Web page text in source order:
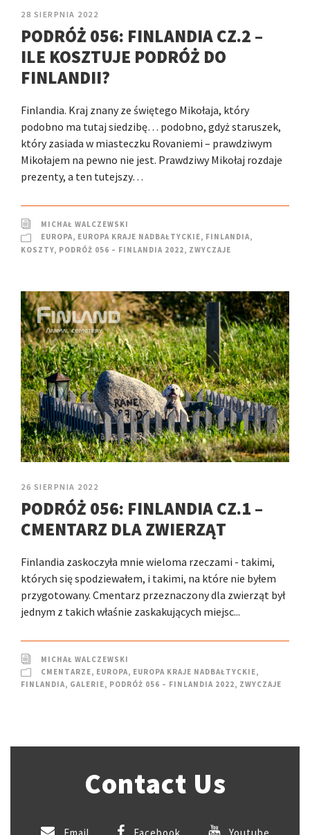
28 SIERPNIA 2022
PODRÓŻ 056: FINLANDIA CZ.2 –
ILE KOSZTUJE PODRÓŻ DO
FINLANDII?
Finlandia. Kraj znany ze świętego Mikołaja, który
podobno ma tutaj siedzibę… podobno, gdyż staruszek,
który zasiada w miasteczku Rovaniemi – prawdziwym
Mikołajem na pewno nie jest. Prawdziwy Mikołaj rozdaje
prezenty, a ten tutejszy…
MICHAŁ WALCZEWSKI
EUROPA, EUROPA KRAJE NADBAŁTYCKIE, FINLANDIA,
KOSZTY, PODRÓŻ 056 – FINLANDIA 2022, ZWYCZAJE
26 SIERPNIA 2022
PODRÓŻ 056: FINLANDIA CZ.1 –
CMENTARZ DLA ZWIERZĄT
Finlandia zaskoczyła mnie wieloma rzeczami - takimi,
których się spodziewałem, i takimi, na które nie byłem
przygotowany. Cmentarz przeznaczony dla zwierząt był
jednym z takich właśnie zaskakujących miejsc...
MICHAŁ WALCZEWSKI
CMENTARZE, EUROPA, EUROPA KRAJE NADBAŁTYCKIE,
FINLANDIA, GALERIE, PODRÓŻ 056 – FINLANDIA 2022, ZWYCZAJE
Contact Us